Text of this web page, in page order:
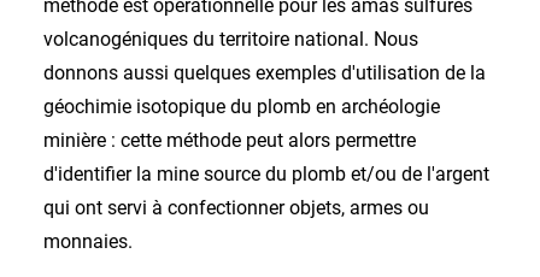
méthode est opérationnelle pour les amas sulfurés
volcanogéniques du territoire national. Nous
donnons aussi quelques exemples d'utilisation de la
géochimie isotopique du plomb en archéologie
minière : cette méthode peut alors permettre
d'identifier la mine source du plomb et/ou de l'argent
qui ont servi à confectionner objets, armes ou
monnaies.